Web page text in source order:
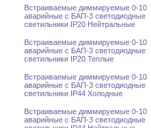
Встраиваемые диммируемые 0-10
аварийные с БАП-3 светодиодные
светильники IP20 Нейтральные
Встраиваемые диммируемые 0-10
аварийные с БАП-3 светодиодные
светильники IP20 Теплые
Встраиваемые диммируемые 0-10
аварийные с БАП-3 светодиодные
светильники IP44 Холодные
Встраиваемые диммируемые 0-10
аварийные с БАП-3 светодиодные